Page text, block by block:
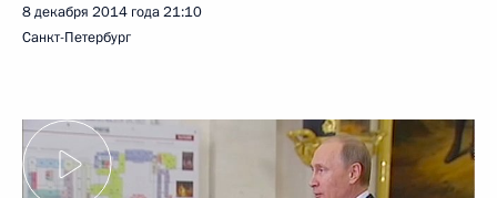
8 декабря 2014 года21:10
Санкт-Петербург